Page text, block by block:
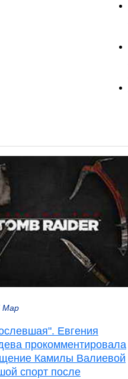
Мар
Евгения
прокомментировала
Камилы Валиевой
спорт после